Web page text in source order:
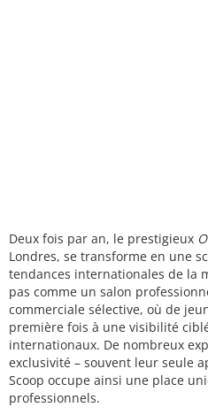
Deux fois par an, le prestigieux
Londres, se transforme en une
tendances internationales de la
pas comme un salon
commerciale sélective, où de
première fois à une visibilité
internationaux. De nombreux
exclusivité – souvent leur seule
Scoop occupe ainsi une place
professionnels.